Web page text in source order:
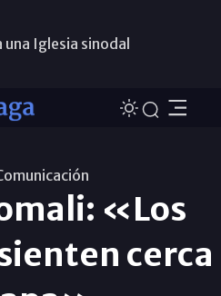
Iglesia sinodal
«Los
cerca